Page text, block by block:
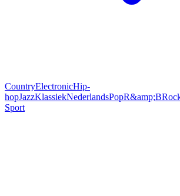
CountryElectronicHip-
hopJazzKlassiekNederlandsPopR&amp;B
Sport